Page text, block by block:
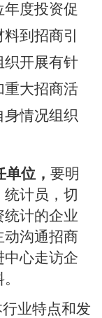
度投资促
到招商引
织开展有针
重大招商活
情况组织
位， 要明
计员，切
统计的企业
动沟通招商
中心走访企
。
业特点和发